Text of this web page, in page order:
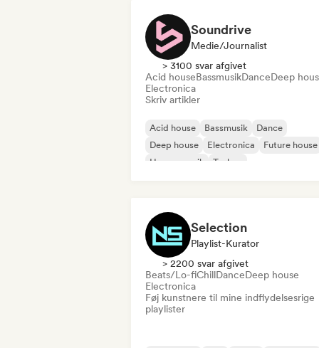
Soundrive
Medie/journalist
> 3100 svar afgivet
Acid houseBassmusikDanceDeep
Electronica
Skriv artikler
Acid house Bassmusik
Dance
Deep house
Electronica
Future house
House-musik
Techno
Selection
Playlist-Kurator
> 2200 svar afgivet
Beats/Lo-fiChillDanceDeep house
Electronica
Føj kunstnere til mine indflydelsesrige
playlister